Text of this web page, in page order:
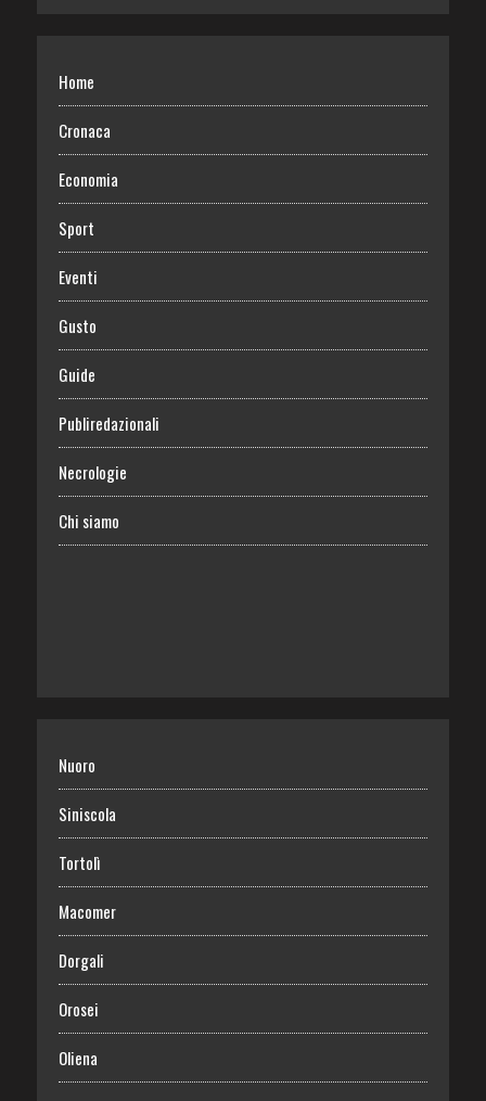
Home
Cronaca
Economia
Sport
Eventi
Gusto
Guide
Publiredazionali
Necrologie
Chi siamo
Nuoro
Siniscola
Tortolì
Macomer
Dorgali
Orosei
Oliena